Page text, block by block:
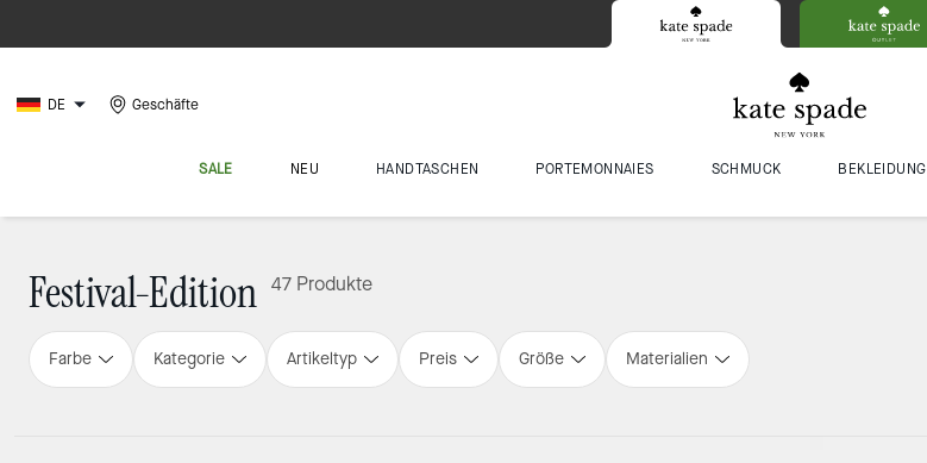
DE Geschäfte
SALE NEU HANDTASCHEN PORTEMONNAIES SCHMUCK BEKLEIDUNG
Festival-Edition 47 Produkte
Farbe Kategorie Artikeltyp Preis Größe Materialien